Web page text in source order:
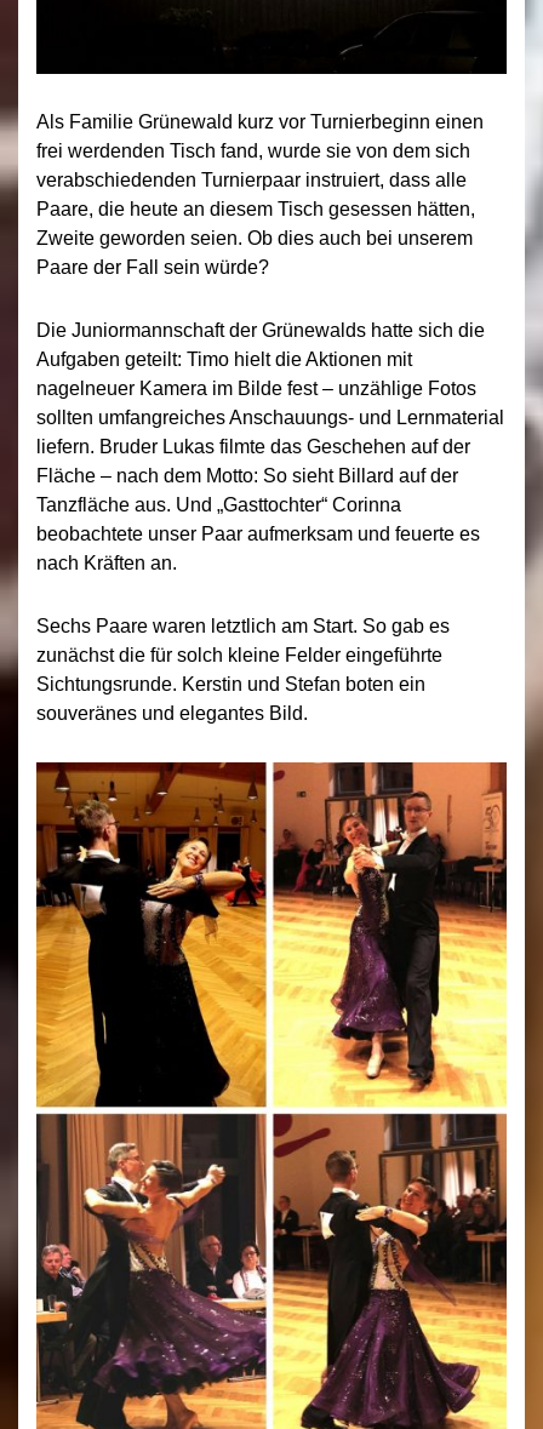
Als Familie Grünewald kurz vor Turnierbeginn einen
frei werdenden Tisch fand, wurde sie von dem sich
verabschiedenden Turnierpaar instruiert, dass alle
Paare, die heute an diesem Tisch gesessen hätten,
Zweite geworden seien. Ob dies auch bei unserem
Paare der Fall sein würde?
Die Juniormannschaft der Grünewalds hatte sich die
Aufgaben geteilt: Timo hielt die Aktionen mit
nagelneuer Kamera im Bilde fest – unzählige Fotos
sollten umfangreiches Anschauungs- und Lernmaterial
liefern. Bruder Lukas filmte das Geschehen auf der
Fläche – nach dem Motto: So sieht Billard auf der
Tanzfläche aus. Und „Gasttochter“ Corinna
beobachtete unser Paar aufmerksam und feuerte es
nach Kräften an.
Sechs Paare waren letztlich am Start. So gab es
zunächst die für solch kleine Felder eingeführte
Sichtungsrunde. Kerstin und Stefan boten ein
souveränes und elegantes Bild.